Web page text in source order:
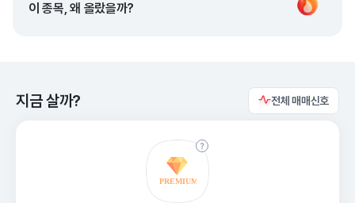
이 종목, 왜 올랐을까?
지금 살까? 전체 매매신호